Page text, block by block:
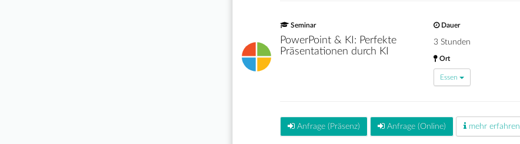
Seminar
PowerPoint & KI: Perfekte
Präsentationen durch KI
Dauer
3 Stunden
Ort
Essen
Anfrage (Präsenz) Anfrage (Online) mehr erfahren